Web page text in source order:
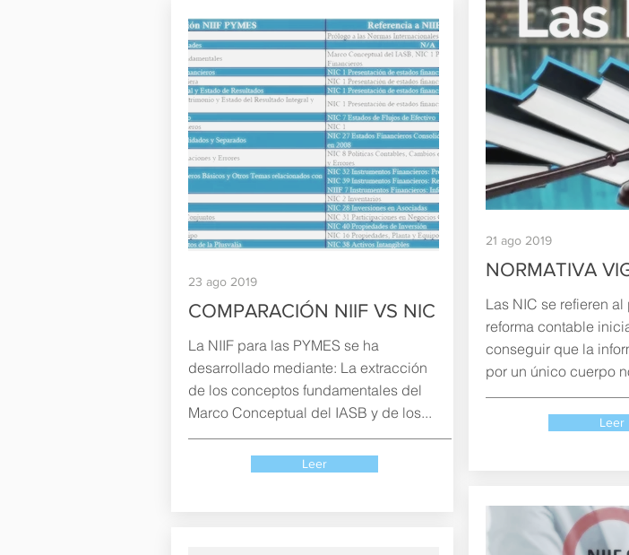
23 ago 2019
COMPARACIÓN NIIF VS NIC
La NIIF para las PYMES se ha
desarrollado mediante: La extracción
de los conceptos fundamentales del
Marco Conceptual del IASB y de los...
Leer
21 ago 2019
NORMATIVA
Las NIC se refieren
reforma contable
conseguir que la
por un único cuerpo
Leer